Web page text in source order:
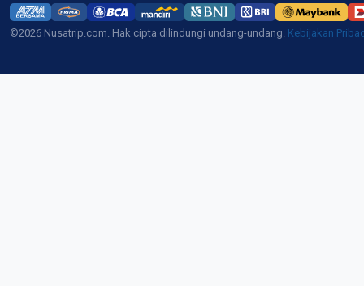
©2026 Nusatrip.com. Hak cipta dilindungi undang-undang. Kebijakan